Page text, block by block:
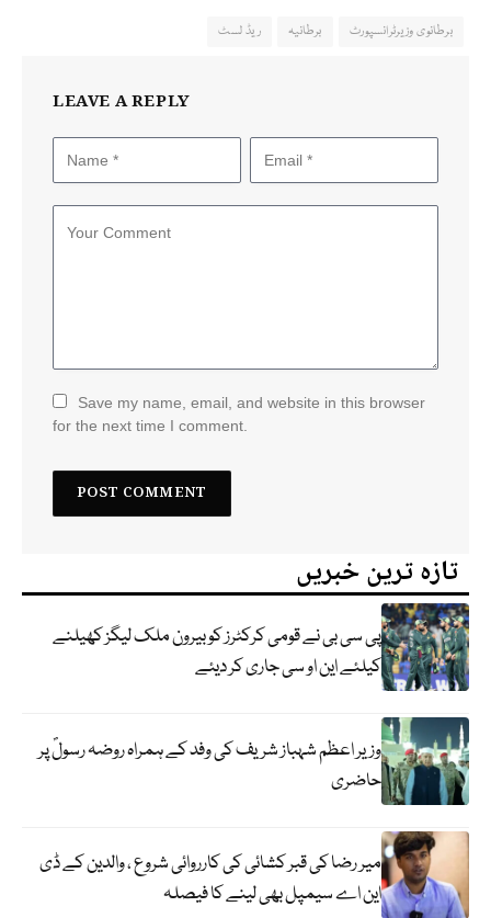
برطانوی وزیرٹرانسپورٹ برطانیہ ریڈ لسٹ
LEAVE A REPLY
Save my name, email, and website in this browser
for the next time I comment.
تازہ ترین خبریں
پی سی بی نے قومی کرکٹرز کو بیرون ملک لیگز کھیلنے
کیلئے این او سی جاری کر دیئے
وزیر اعظم شہباز شریف کی وفد کے ہمراہ روضہ رسولؐ پر
حاضری
میر رضا کی قبر کشائی کی کارروائی شروع ، والدین کے ڈی
این اے سیمپل بھی لینے کا فیصلہ